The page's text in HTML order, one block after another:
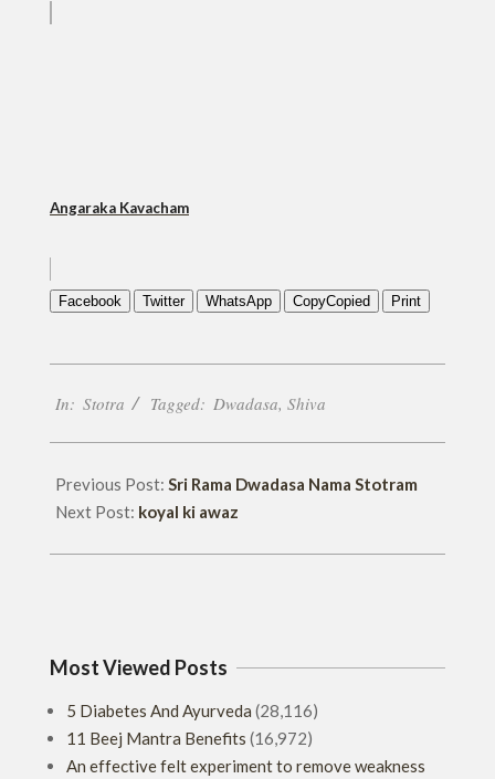
Angaraka Kavacham
Facebook Twitter WhatsApp CopyCopied Print
07-
In: Stotra Tagged: Dwadasa, Shiva
Previous Post: Sri Rama Dwadasa Nama Stotram
Next Post: koyal ki awaz
Most Viewed Posts
5 Diabetes And Ayurveda (28,116)
11 Beej Mantra Benefits (16,972)
An effective felt experiment to remove weakness